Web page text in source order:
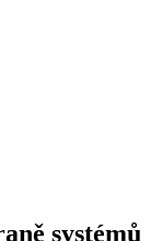
systémů